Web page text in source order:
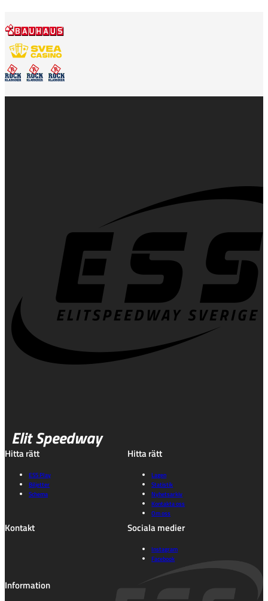
Elit Speedway
Hitta rätt
ESS Play
Biljetter
Schema
Hitta rätt
Lagen
Statistik
Nyhetsarkiv
Kontakta oss
Om oss
Kontakt Sociala medier
Instagram
Facebook
Information